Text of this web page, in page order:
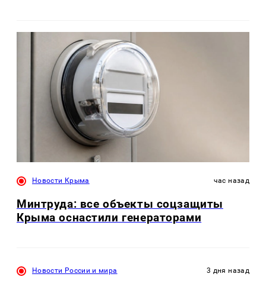
Новости Крыма час назад
Минтруда: все объекты соцзащиты
Крыма оснастили генераторами
Новости России и мира 3 дня назад